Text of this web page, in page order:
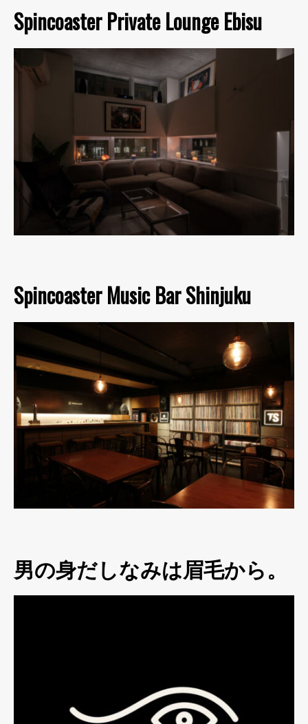
Spincoaster Private Lounge Ebisu
Spincoaster Music Bar Shinjuku
男の身だしなみは眉毛から。